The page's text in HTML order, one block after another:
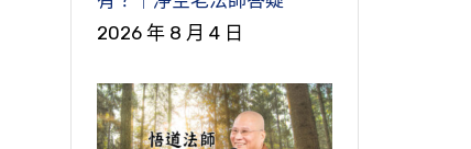
2026 年 8 月 4 日